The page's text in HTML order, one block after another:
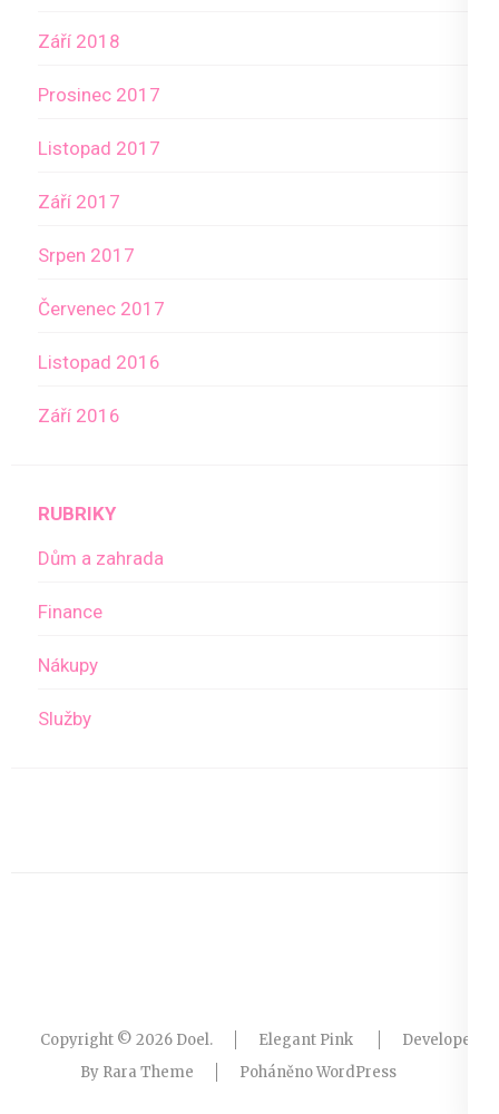
Září 2018
Prosinec 2017
Listopad 2017
Září 2017
Srpen 2017
Červenec 2017
Listopad 2016
Září 2016
RUBRIKY
Dům a zahrada
Finance
Nákupy
Služby
Copyright © 2026 Doel. Elegant Pink
Developed
By Rara Theme PoháněnoWordPress